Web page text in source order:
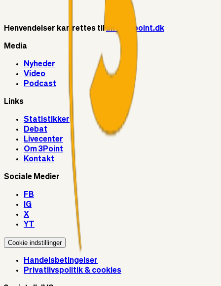
Henvendelser kan rettes tilinfo@3point.dk
Media
Nyheder
Video
Podcast
Links
Statistikker
Debat
Livecenter
Om 3Point
Kontakt
Sociale Medier
FB
IG
X
YT
Cookie indstillinger
Handelsbetingelser
Privatlivspolitik & cookies